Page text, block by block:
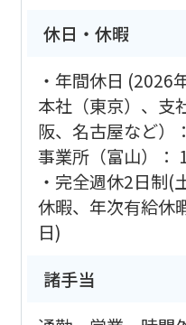
休日・休暇
・年間休日 (2026
本社（東京）、支
阪、名古屋など）
事業所（富山）：
・完全週休2日制(
休暇、年次有給休
日)
諸手当